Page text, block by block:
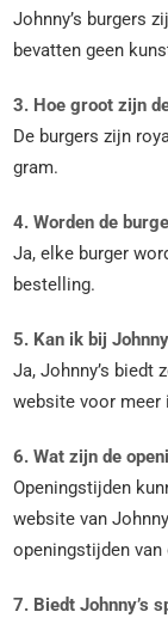
Johnny’s burgers
bevatten geen
3. Hoe groot zijn
De burgers zijn
gram.
4. Worden de
Ja, elke burger
bestelling.
5. Kan ik bij
Ja, Johnny’s biedt
website voor meer
6. Wat zijn de
Openingstijden
website van
openingstijden
7. Biedt Johnny’s